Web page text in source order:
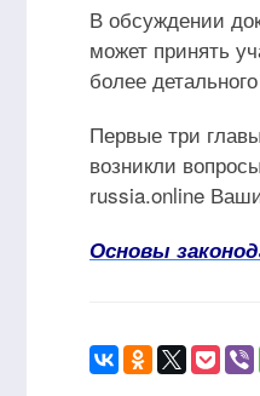
В обсуждении
может принять
более
Первые три
возникли
russia.online
Основы